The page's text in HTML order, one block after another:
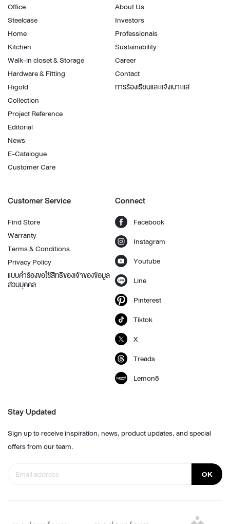
Office
Steelcase
Home
Kitchen
Walk-in closet & Storage
Hardware & Fitting
Higold
Collection
Project Reference
Editorial
News
E-Catalogue
Customer Care
About Us
Investors
Professionals
Sustainability
Career
Contact
การร้องเรียนและแจ้งเบาะแส
Customer Service
Find Store
Warranty
Terms & Conditions
Privacy Policy
แบบคำร้องขอใช้สิทธิของเจ้าของข้อมูล
ส่วนบุคคล
Connect
Facebook
Instagram
Youtube
Line
Pinterest
Tiktok
X
Treads
Lemon8
Stay Updated
Sign up to receive inspiration, news, product updates, and special
offers from our team.
OK